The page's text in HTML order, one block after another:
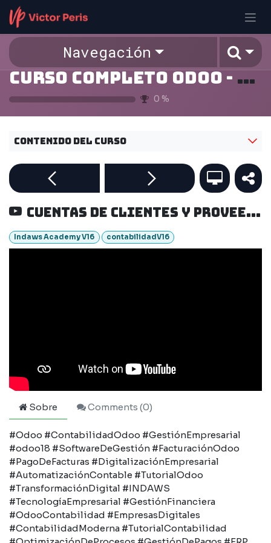
Ir al contenido
Navegación
Curso Completo Odoo - v16
0 %
Contenido del curso
Cuentas de clientes y proveedores
Indaws Academy V16 contabilidadV16
Sobre Comments (0)
#Odoo #ContabilidadOdoo #GestiónEmpresarial
#odoo18 #SoftwareDeGestión #FacturaciónOdoo
#PagoDeFacturas #DigitalizaciónEmpresarial
#AutomatizaciónContable #TutorialOdoo
#TransformaciónDigital #INDAWS
#TecnologíaEmpresarial #GestiónFinanciera
#OdooContabilidad #EmpresasDigitales
#ContabilidadModerna #TutorialContabilidad